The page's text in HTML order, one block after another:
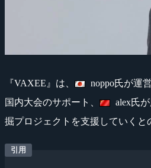
『VAXEE』は、
noppo氏が運
国内大会のサポート、
alex氏
掘プロジェクトを支援していくと